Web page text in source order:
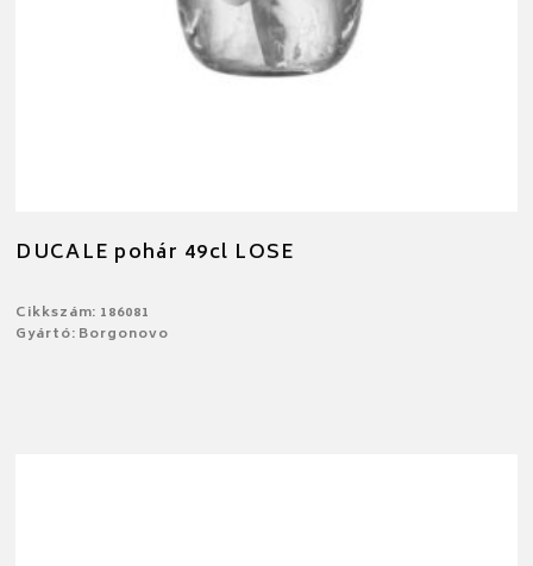
DUCALE pohár 49cl LOSE
Cikkszám: 186081
Gyártó: Borgonovo